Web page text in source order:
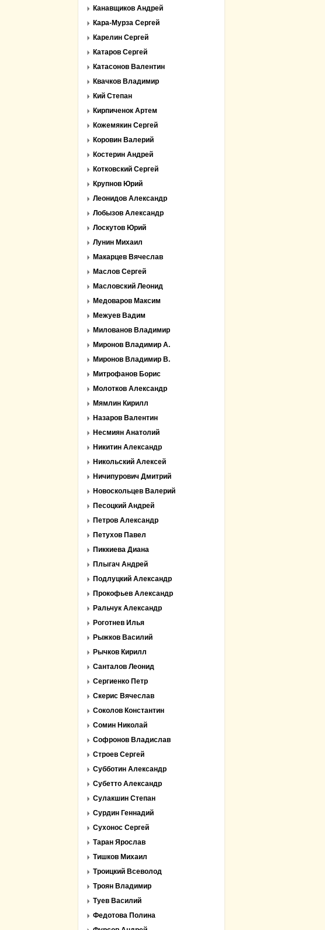
Канавщиков Андрей
Кара-Мурза Сергей
Карелин Сергей
Катаров Сергей
Катасонов Валентин
Квачков Владимир
Кий Степан
Кирпиченок Артем
Кожемякин Сергей
Коровин Валерий
Костерин Андрей
Котковский Сергей
Крупнов Юрий
Леонидов Александр
Лобызов Александр
Лоскутов Юрий
Лунин Михаил
Макарцев Вячеслав
Маслов Сергей
Масловский Леонид
Медоваров Максим
Межуев Вадим
Милованов Владимир
Миронов Владимир А.
Миронов Владимир В.
Митрофанов Борис
Молотков Александр
Мямлин Кирилл
Назаров Валентин
Несмиян Анатолий
Никитин Александр
Никольский Алексей
Ничипурович Дмитрий
Новоскольцев Валерий
Песоцкий Андрей
Петров Александр
Петухов Павел
Пиккиева Диана
Плыгач Андрей
Подлуцкий Александр
Прокофьев Александр
Ральчук Александр
Роготнев Илья
Рыжков Василий
Рычков Кирилл
Санталов Леонид
Сергиенко Петр
Скерис Вячеслав
Соколов Константин
Сомин Николай
Софронов Владислав
Строев Сергей
Субботин Александр
Субетто Александр
Сулакшин Степан
Сурдин Геннадий
Сухонос Сергей
Таран Ярослав
Тишков Михаил
Троицкий Всеволод
Троян Владимир
Туев Василий
Федотова Полина